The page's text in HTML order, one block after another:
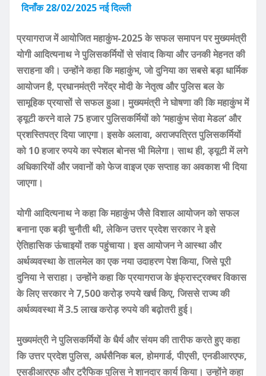
दिनाँक 28/02/2025 नई दिल्ली
प्रयागराज में आयोजित महाकुंभ-2025 के सफल समापन पर मुख्यमंत्री
योगी आदित्यनाथ ने पुलिसकर्मियों से संवाद किया और उनकी मेहनत की
सराहना की। उन्होंने कहा कि महाकुंभ, जो दुनिया का सबसे बड़ा धार्मिक
आयोजन है, प्रधानमंत्री नरेंद्र मोदी के नेतृत्व और पुलिस बल के
सामूहिक प्रयासों से सफल हुआ। मुख्यमंत्री ने घोषणा की कि महाकुंभ में
ड्यूटी करने वाले 75 हजार पुलिसकर्मियों को ‘महाकुंभ सेवा मेडल’ और
प्रशस्तिपत्र दिया जाएगा। इसके अलावा, अराजपत्रित पुलिसकर्मियों
को 10 हजार रुपये का स्पेशल बोनस भी मिलेगा। साथ ही, ड्यूटी में लगे
अधिकारियों और जवानों को फेज वाइज एक सप्ताह का अवकाश भी दिया
जाएगा।
योगी आदित्यनाथ ने कहा कि महाकुंभ जैसे विशाल आयोजन को सफल
बनाना एक बड़ी चुनौती थी, लेकिन उत्तर प्रदेश सरकार ने इसे
ऐतिहासिक ऊंचाइयों तक पहुंचाया। इस आयोजन ने आस्था और
अर्थव्यवस्था के तालमेल का एक नया उदाहरण पेश किया, जिसे पूरी
दुनिया ने सराहा। उन्होंने कहा कि प्रयागराज के इंफ्रास्ट्रक्चर विकास
के लिए सरकार ने 7,500 करोड़ रुपये खर्च किए, जिससे राज्य की
अर्थव्यवस्था में 3.5 लाख करोड़ रुपये की बढ़ोतरी हुई।
मुख्यमंत्री ने पुलिसकर्मियों के धैर्य और संयम की तारीफ करते हुए कहा
कि उत्तर प्रदेश पुलिस, अर्धसैनिक बल, होमगार्ड, पीएसी, एनडीआरएफ,
एसडीआरएफ और ट्रैफिक पुलिस ने शानदार कार्य किया। उन्होंने कहा